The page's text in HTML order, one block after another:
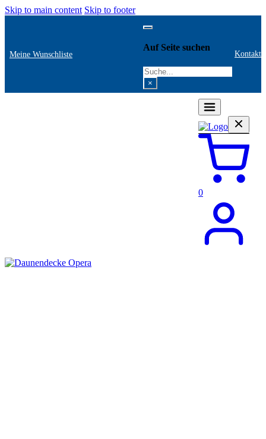
Skip to main content Skip to footer
Meine Wunschliste
Auf Seite suchen
Search
×
Kontakt
0